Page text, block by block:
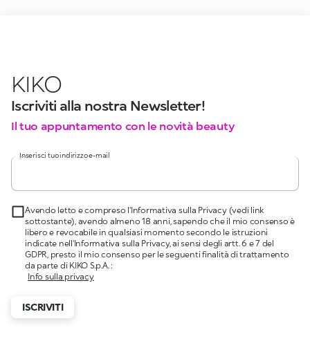
KIKO
Iscriviti alla nostra Newsletter!
Il tuo appuntamento con le novità beauty
Inserisci tuo indirizzo e-mail
Avendo letto e compreso l'Informativa sulla Privacy (vedi link
sottostante), avendo almeno 18 anni, sapendo che il mio consenso è
libero e revocabile in qualsiasi momento secondo le istruzioni
indicate nell'Informativa sulla Privacy, ai sensi degli artt. 6 e 7 del
GDPR, presto il mio consenso per le seguenti finalità di trattamento
da parte di KIKO S.p.A. :
Info sulla privacy
ISCRIVITI